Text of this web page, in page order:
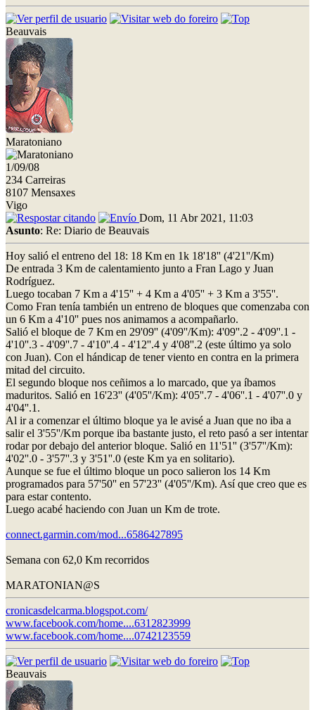
Beauvais
Maratoniano
1/09/08
234 Carreiras
8107 Mensaxes
Vigo
Dom, 11 Abr 2021, 11:03
Asunto: Re: Diario de Beauvais
Hoy salió el entreno del 18: 18 Km en 1k 18'18'' (4'21''/Km)
De entrada 3 Km de calentamiento junto a Fran Lago y Juan
Rodríguez.
Luego tocaban 7 Km a 4'15'' + 4 Km a 4'05'' + 3 Km a 3'55''.
Como Fran tenía también un entreno de bloques que comenzaba con
un 6 Km a 4'10'' pues nos animamos a acompañarlo.
Salió el bloque de 7 Km en 29'09'' (4'09''/Km): 4'09''.2 - 4'09''.1 -
4'10''.3 - 4'09''.7 - 4'10''.4 - 4'12''.4 y 4'08''.2 (este último ya solo
con Juan). Con el hándicap de tener viento en contra en la primera
mitad del circuito.
El segundo bloque nos ceñimos a lo marcado, que ya íbamos
maduritos. Salió en 16'23'' (4'05''/Km): 4'05''.7 - 4'06''.1 - 4'07''.0 y
4'04''.1.
Al ir a comenzar el último bloque ya le avisé a Juan que no iba a
salir el 3'55''/Km porque iba bastante justo, el reto pasó a ser intentar
rodar por debajo del anterior bloque. Salió en 11'51'' (3'57''/Km):
4'02''.0 - 3'57''.3 y 3'51''.0 (este Km ya en solitario).
Aunque se fue el último bloque un poco salieron los 14 Km
programados para 57'50'' en 57'23'' (4'05''/Km). Así que creo que es
para estar contento.
Luego acabé haciendo con Juan un Km de trote.
connect.garmin.com/mod...6586427895
Semana con 62,0 Km recorridos
MARATONIAN@S
cronicasdelcarma.blogspot.com/
www.facebook.com/home....6312823999
www.facebook.com/home....0742123559
Beauvais